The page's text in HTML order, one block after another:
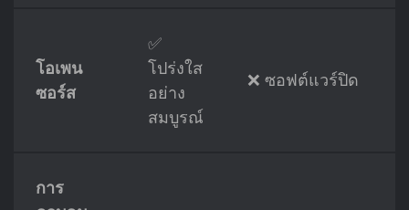
โอเพน
ซอร์ส
✅
โปร่งใส
อย่าง
สมบูรณ์
❌ ซอฟต์แวร์ปิด
การ